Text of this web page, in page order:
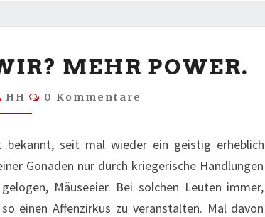
BRAUCHEN
WIR?
MEHR
MEHR POWER.
HH Kommentare
0 Kommentare
seit mal wieder ein geistig erheblich
Gonaden nur durch kriegerische Handlungen
Mäuseeier. Bei solchen Leuten immer,
einen Affenzirkus zu veranstalten. Mal davon